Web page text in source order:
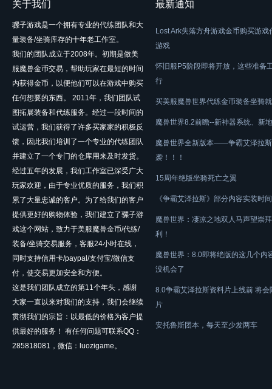
关于我们
骡子游戏是一个拥有专业的代练团队和大
量装备/坐骑库存的十年老工作室。
我们的团队成立于2008年。初期是做美
服魔兽金币交易，帮助玩家在最短的时间
内获得金币，以便他们可以在游戏中购买
任何想要的东西。 2011年，我们团队试
图拓展装备和代练服务。经过一段时间的
试运营，我们获得了许多买家家的积极反
馈，因此我们培训了一个专业的代练团队
并建立了一个专门的仓库用来及时发货。
经过五年的发展，我们工作室已深受广大
玩家欢迎，由于专业优质的服务，我们积
累了大量忠诚的客户。为了给我们的客户
提供更好的购物体验，我们建立了骡子游
戏这个网站，致力于美服魔兽金币/代练/
装备/坐骑交易服务，客服24小时在线，
同时支持信用卡/paypal/支付宝/微信支
付，使交易更加安全和方便。
这是我们团队成立的第11个年头，感谢
大家一直以来对我们的支持，我们会继续
贯彻我们的宗旨：以最低的价格为客户提
供最好的服务！ 有任何问题可联系QQ：
285818081，微信：luozigame。
最新通知
Lost Ark失落方舟游戏金币购买游戏
游戏
怀旧服P5阶段即将开放，这些准备
行
买美服魔兽世界代练金币装备坐骑
魔兽世界8.2前瞻--新神器系统、新
魔兽世界全新版本——争霸艾泽拉
袭！！！
15周年绝版坐骑死亡之翼
《争霸艾泽拉斯》部分内容实装时
魔兽世界：凄凉之地双人马声望崇
利！
魔兽世界：8.0即将绝版的这几个内
没机会了
8.0争霸艾泽拉斯资料片上线前 将会
片
安托鲁斯团本，每天至少发两车